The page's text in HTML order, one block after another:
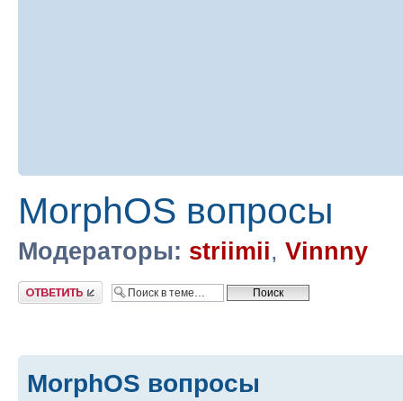
MorphOS вопросы
Модераторы: striimii, Vinnny
Ответить
MorphOS вопросы